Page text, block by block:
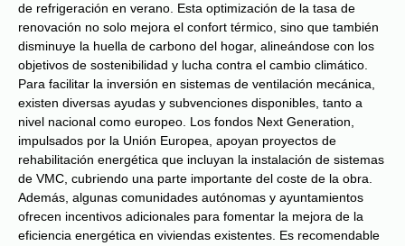
de refrigeración en verano. Esta optimización de la tasa de
renovación no solo mejora el confort térmico, sino que también
disminuye la huella de carbono del hogar, alineándose con los
objetivos de sostenibilidad y lucha contra el cambio climático.
Para facilitar la inversión en sistemas de ventilación mecánica,
existen diversas ayudas y subvenciones disponibles, tanto a
nivel nacional como europeo. Los fondos Next Generation,
impulsados por la Unión Europea, apoyan proyectos de
rehabilitación energética que incluyan la instalación de sistemas
de VMC, cubriendo una parte importante del coste de la obra.
Además, algunas comunidades autónomas y ayuntamientos
ofrecen incentivos adicionales para fomentar la mejora de la
eficiencia energética en viviendas existentes. Es recomendable